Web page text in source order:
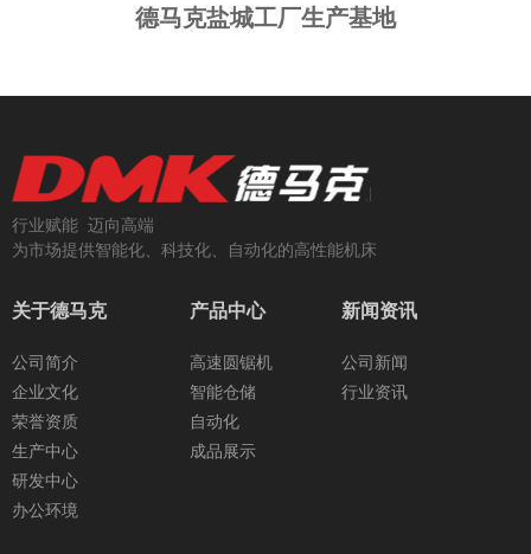
德马克盐城工厂生产基地
行业赋能 迈向高端
为市场提供智能化、科技化、自动化的高性能机床
关于德马克
公司简介
企业文化
荣誉资质
生产中心
研发中心
办公环境
产品中心
高速圆锯机
智能仓储
自动化
成品展示
新闻资讯
公司新闻
行业资讯